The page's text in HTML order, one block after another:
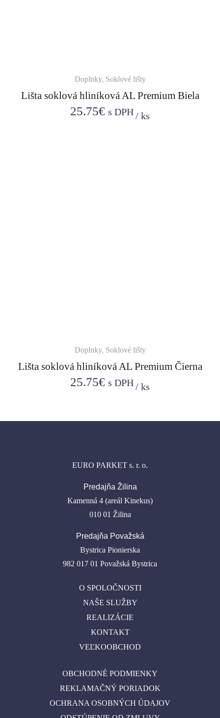
Doplnky, Soklové lišty
Lišta soklová hliníková AL Premium Biela
25.75€ s DPH /ks
Doplnky, Soklové lišty
Lišta soklová hliníková AL Premium Čierna
25.75€ s DPH /ks
EURO PARKET s. r. o.
Predajňa Žilina
Kamenná 4 (areál Kinekus)
010 01 Žilina
Predajňa Považská
Bystrica Pionierska
982 017 01 Považská Bystrica
O SPOLOČNOSTI
NAŠE SLUŽBY
REALIZÁCIE
KONTAKT
VEĽKOOBCHOD
OBCHODNÉ PODMIENKY
REKLAMAČNÝ PORIADOK
OCHRANA OSOBNÝCH ÚDAJOV